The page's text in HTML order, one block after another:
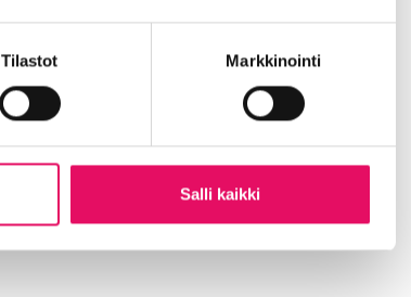
Tilastot Markkinointi
Salli kaikki